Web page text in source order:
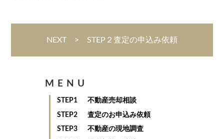
NEXT > STEP２査定の申込み依頼
MENU
STEP1 不動産売却相談
STEP2 査定のお申込み依頼
STEP3 不動産の現地調査